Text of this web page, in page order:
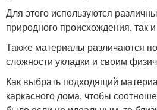
Для этого используются
природного происхождения, так и
Также материалы различаются
сложности укладки и своим
Как выбрать подходящий
каркасного дома, чтобы